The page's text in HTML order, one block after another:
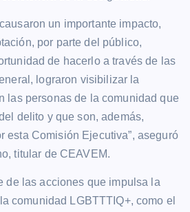
un importante impacto,
por parte del público,
de hacerlo a través de las
lograron visibilizar la
las personas de la comunidad que
delito y que son, además,
esta Comisión Ejecutiva”, aseguró
titular de CEAVEM.
de las acciones que impulsa la
comunidad LGBTTTIQ+, como el